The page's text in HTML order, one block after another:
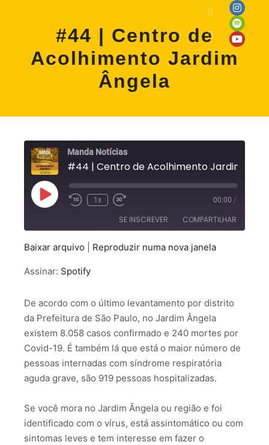
#44 | Centro de
Acolhimento Jardim
Ângela
Manda Notícias
1x 00:00 /
SE INSCREVER COMPARTILHAR
FEED RSS
COMPARTILHAR
INCORPORAR
Baixar arquivo Reproduzir numa nova janela
Assinar: Spotify
De acordo com o último levantamento por distrito
da Prefeitura de São Paulo, no Jardim Ângela
existem 8.058 casos confirmado e 240 mortes por
Covid-19. É também lá que está o maior número de
pessoas internadas com síndrome respiratória
aguda grave, são 919 pessoas hospitalizadas.
Se você mora no Jardim Ângela ou região e foi
identificado com o vírus, está assintomático ou com
sintomas leves e tem interesse em fazer o